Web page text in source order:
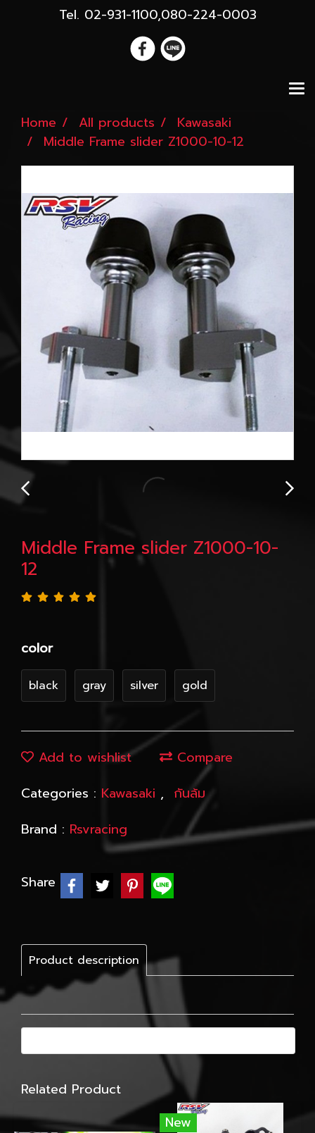
Tel. 02-931-1100,080-224-0003
Home All products
Kawasaki
Middle Frame slider Z1000-10-12
Middle Frame slider Z1000-10-
12
color
black gray silver gold
Add to wishlist
Compare
Categories : Kawasaki , กันล้ม
Brand : Rsvracing
Share
Product description
Related Product
New